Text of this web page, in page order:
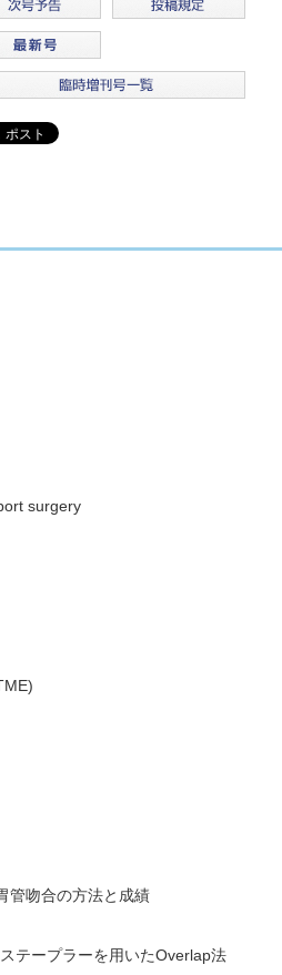
surgery
管吻合の方法と成績
テープラーを用いたOverlap法